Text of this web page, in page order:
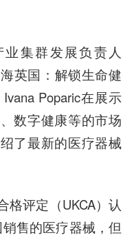
集群发展负责人
英国：解锁生命健
Poparic在展示
数字健康等的市场
了最新的医疗器械
格评定（UKCA）认
售的医疗器械，但